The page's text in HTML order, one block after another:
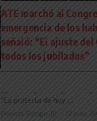
ATE marchó al
emergencia de los
señaló: “El ajuste
todos los jubilados”
“La protesta de hoy ...
Revista Tiempo 30 22 julio,